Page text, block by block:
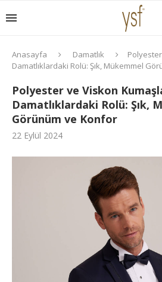
Anasayfa Damatlık
Damatlıklardaki Rolü: Şık, Mükemmel
Polyester ve Viskon
Damatlıklardaki Rolü: Şık,
Görünüm ve Konfor
22 Eylül 2024